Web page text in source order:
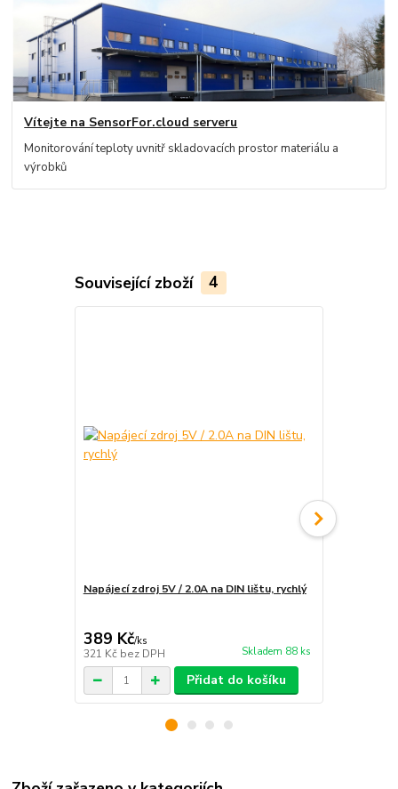
Vítejte na SensorFor.cloud serveru
Monitorování teploty uvnitř skladovacích prostor materiálu a
výrobků
Související zboží 4
Napájecí zdroj 5V / 2.0A na DIN lištu, rychlý
389 Kč/ks
321 Kč bez DPH Skladem 88 ks
Přidat do košíku